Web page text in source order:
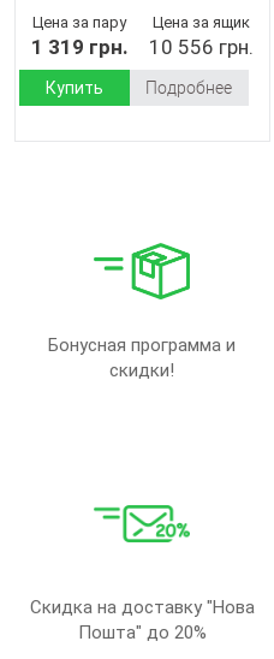
Цена за пару
1 319 грн.
Цена за ящик
10 556 грн.
Купить Подробнее
Бонусная программа и
скидки!
Скидка на доставку "Нова
Пошта" до 20%